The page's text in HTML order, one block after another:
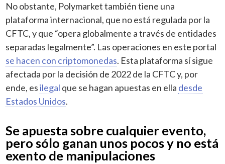
No obstante, Polymarket también tiene una
plataforma internacional, que no está regulada por la
CFTC, y que “opera globalmente a través de entidades
separadas legalmente”. Las operaciones en este portal
se hacen con criptomonedas. Esta plataforma sí sigue
afectada por la decisión de 2022 de la CFTC y, por
ende, esilegal que se hagan apuestas en ella desde
Estados Unidos.
Se apuesta sobre cualquier evento,
pero sólo ganan unos pocos y no está
exento de manipulaciones